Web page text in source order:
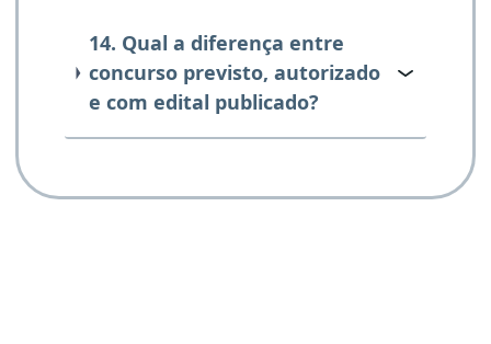
14. Qual a diferença entre
concurso previsto, autorizado
e com edital publicado?